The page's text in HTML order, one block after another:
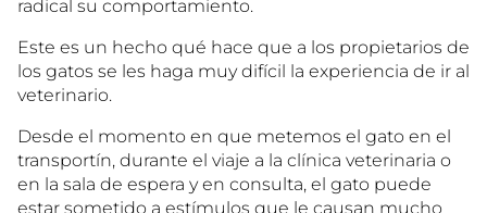
radical su comportamiento.
Este es un hecho qué hace que a los propietarios de
los gatos se les haga muy difícil la experiencia de ir al
veterinario.
Desde el momento en que metemos el gato en el
transportín, durante el viaje a la clínica veterinaria o
en la sala de espera y en consulta, el gato puede
estar sometido a estímulos que le causan mucho